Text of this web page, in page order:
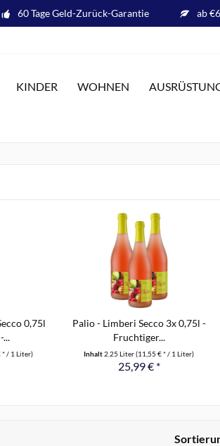
60 Tage Geld-Zurück-Garantie ab
KINDER WOHNEN
0,75l
* / 1 Liter)
Palio - Limberi Secco 3x 0,75l -
Fruchtiger...
Inhalt2.25 Liter(11,55 € * / 1 Liter)
25,99 € *